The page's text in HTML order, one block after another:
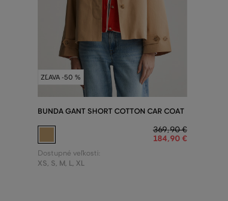
ZĽAVA -50 %
BUNDA GANT SHORT COTTON CAR COAT
369,90 €
184,90 €
Dostupné veľkosti:
XS, S, M, L, XL